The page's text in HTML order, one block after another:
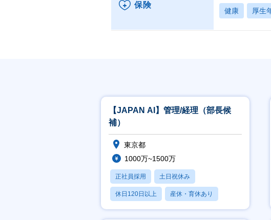
保険
健康 厚生
【JAPAN AI】管理/経理（部長候
補）
東京都
1000万~1500万
正社員採用 土日祝休み
休日120日以上 産休・育休あり
賞与あり